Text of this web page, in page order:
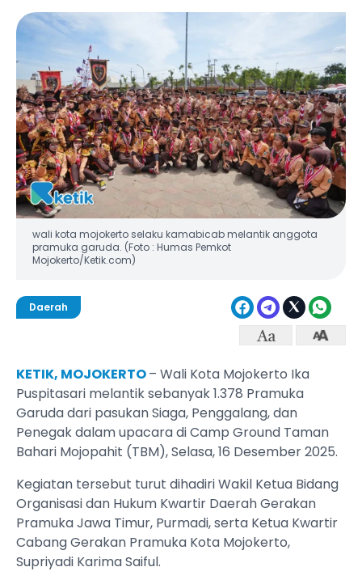
wali kota mojokerto selaku kamabicab melantik anggota
pramuka garuda. (Foto : Humas Pemkot
Mojokerto/Ketik.com)
Daerah
KETIK, MOJOKERTO– Wali Kota Mojokerto Ika
Puspitasari melantik sebanyak 1.378 Pramuka
Garuda dari pasukan Siaga, Penggalang, dan
Penegak dalam upacara di Camp Ground Taman
Bahari Mojopahit (TBM), Selasa, 16 Desember 2025.
Kegiatan tersebut turut dihadiri Wakil Ketua Bidang
Organisasi dan Hukum Kwartir Daerah Gerakan
Pramuka Jawa Timur, Purmadi, serta Ketua Kwartir
Cabang Gerakan Pramuka Kota Mojokerto,
Supriyadi Karima Saiful.